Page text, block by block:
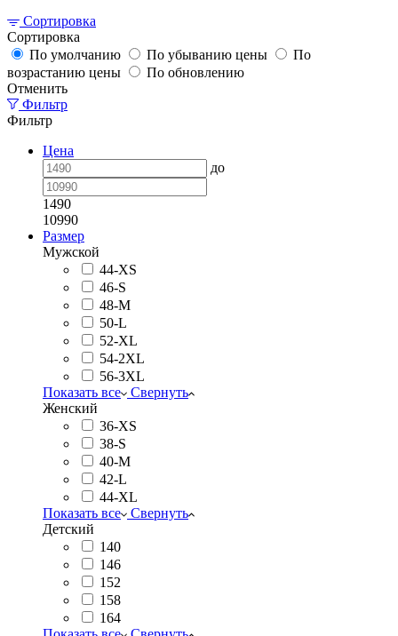
Сортировка
Сортировка
По умолчанию
По убыванию цены
По
возрастанию цены
По обновлению
Отменить
Фильтр
Фильтр
Цена
до
1490
10990
Размер
Мужской
44-XS
46-S
48-M
50-L
52-XL
54-2XL
56-3XL
Показать все
Свернуть
Женский
36-XS
38-S
40-M
42-L
44-XL
Показать все
Свернуть
Детский
140
146
152
158
164